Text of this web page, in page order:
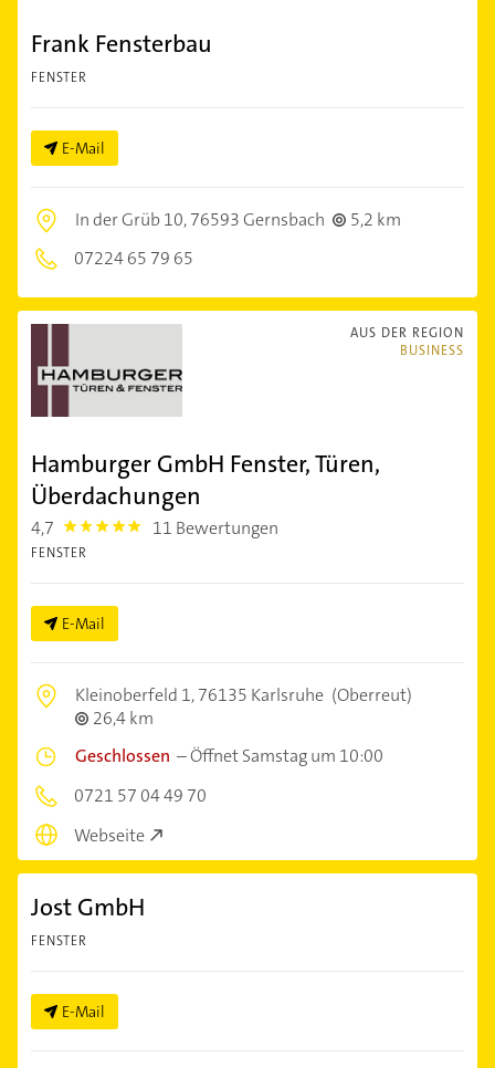
Frank Fensterbau
FENSTER
E-Mail
In der Grüb 10,76593 Gernsbach
5,2 km
07224 65 79 65
AUS DER REGION
BUSINESS
Hamburger GmbH Fenster, Türen,
Überdachungen
4,7 4.7000003 11 Bewertungen
FENSTER
E-Mail
Kleinoberfeld 1,76135 Karlsruhe (Oberreut)
26,4 km
Geschlossen –Öffnet Samstag um 10:00
0721 57 04 49 70
Webseite
Jost GmbH
FENSTER
E-Mail